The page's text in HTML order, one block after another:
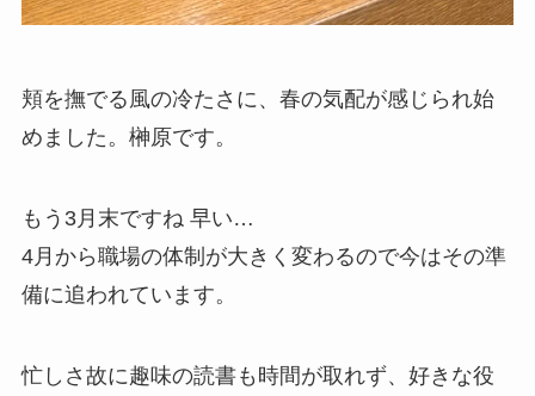
頬を撫でる風の冷たさに、春の気配が感じられ始
めました。榊原です。
もう3月末ですね 早い…
4月から職場の体制が大きく変わるので今はその準
備に追われています。
忙しさ故に趣味の読書も時間が取れず、好きな役